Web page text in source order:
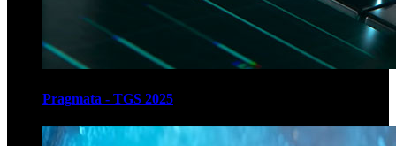
Pragmata - TGS 2025